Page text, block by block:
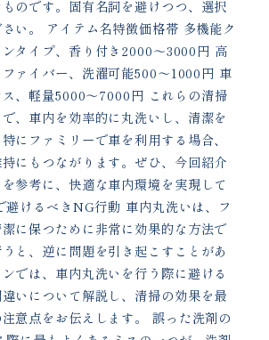
のです。固有名詞を避けつつ、選択
い。 アイテム名特徴価格帯 多機能ク
タイプ、香り付き2000〜3000円 高
ァイバー、洗濯可能500〜1000円 車
、軽量5000〜7000円 これらの清掃
、車内を効率的に丸洗いし、清潔を
にファミリーで車を利用する場合、
にもつながります。ぜひ、今回紹介
参考に、快適な車内環境を実現して
避けるべきNG行動 車内丸洗いは、フ
に保つために非常に効果的な方法で
と、逆に問題を引き起こすことがあ
では、車内丸洗いを行う際に避ける
いについて解説し、清掃の効果を最
意点をお伝えします。 誤った洗剤の